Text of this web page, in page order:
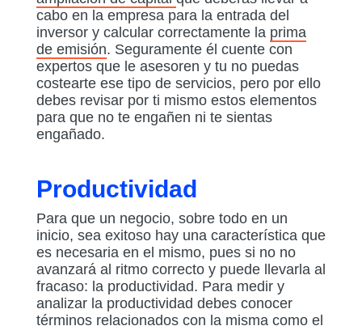
cabo en la empresa para la entrada del
inversor y calcular correctamente la prima
de emisión. Seguramente él cuente con
expertos que le asesoren y tu no puedas
costearte ese tipo de servicios, pero por ello
debes revisar por ti mismo estos elementos
para que no te engañen ni te sientas
engañado.
Productividad
Para que un negocio, sobre todo en un
inicio, sea exitoso hay una característica que
es necesaria en el mismo, pues si no no
avanzará al ritmo correcto y puede llevarla al
fracaso: la productividad. Para medir y
analizar la productividad debes conocer
términos relacionados con la misma como el